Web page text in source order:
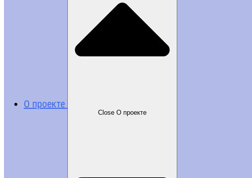
О проекте
Close О проекте